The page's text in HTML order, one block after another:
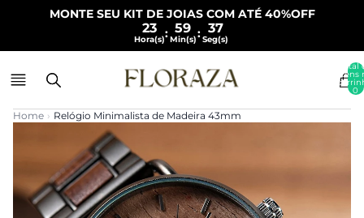
MONTE SEU KIT DE JOIAS COM ATÉ 40%OFF
23
Hora(s): 59
Min(s): 36
Seg(s)
Total
itens
0
Home › Relógio Minimalista de Madeira 43mm